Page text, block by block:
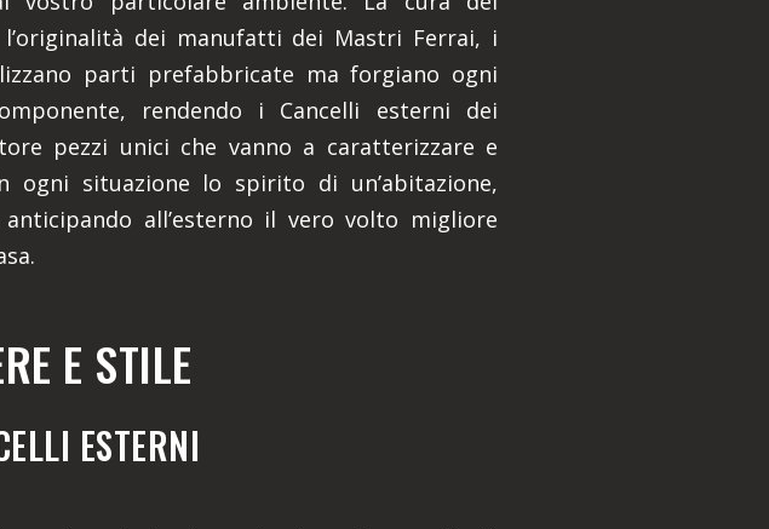
dei manufatti dei Mastri Ferrai, i
parti prefabbricate ma forgiano ogni
rendendo i Cancelli esterni dei
pezzi unici che vanno a caratterizzare e
ogni situazione lo spirito di un’abitazione,
all’esterno il vero volto migliore
E STILE
ESTERNI